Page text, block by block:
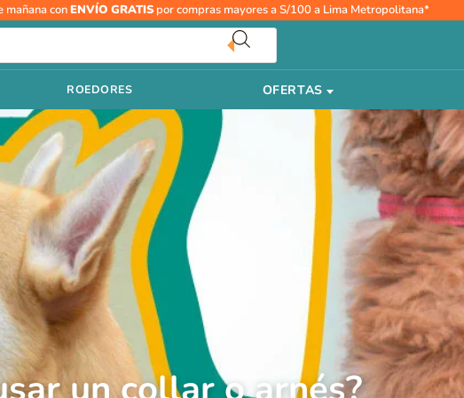
mañana conENVÍO GRATIS por compras mayores a S/100 a Lima Metropolitana*
ROEDORES OFERTAS
Tu